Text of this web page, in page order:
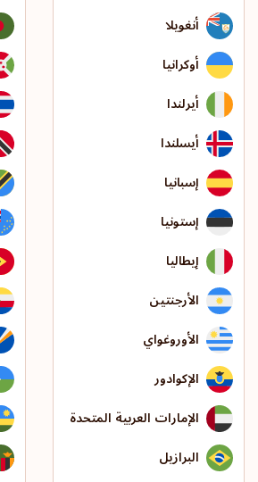
أنغويلا
أوكرانيا
أيرلندا
أيسلندا
إسبانيا
إستونيا
إيطاليا
الأرجنتين
الأوروغواي
الإكوادور
الإمارات العربية المتحدة
البرازيل